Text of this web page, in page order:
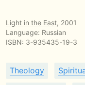
Light in the East, 2001
Language: Russian
ISBN: 3-935435-19-3
Theology